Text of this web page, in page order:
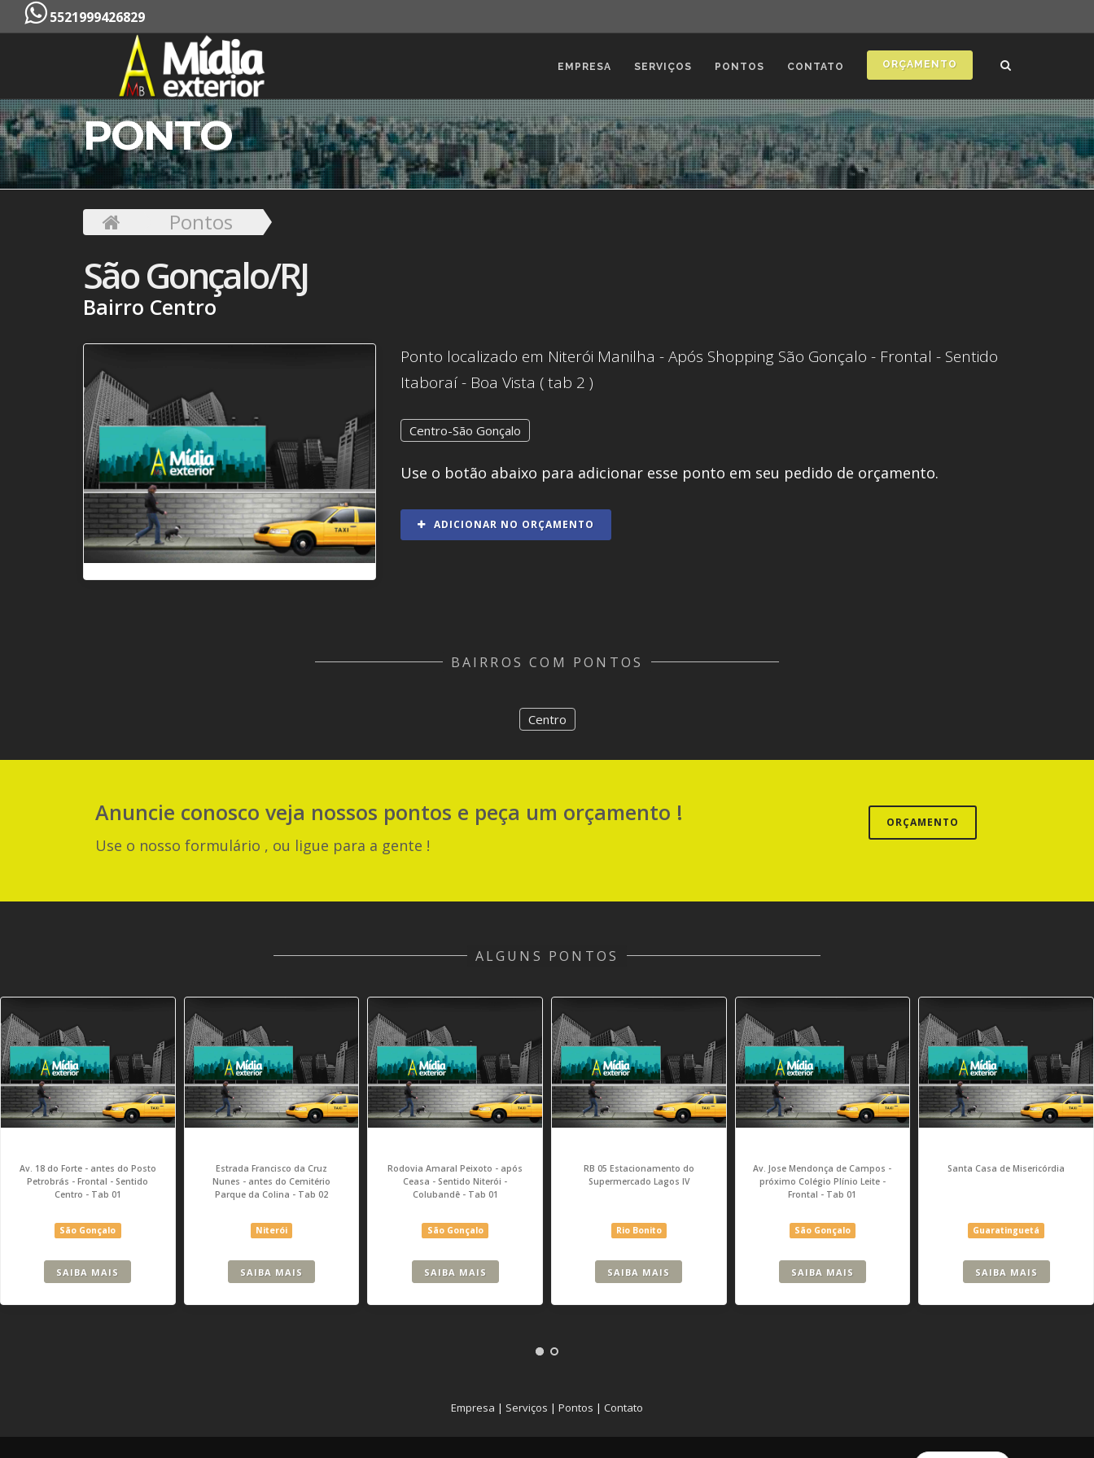
5521999426829
EMPRESA SERVIÇOS PONTOS CONTATO ORÇAMENTO
PONTO
Pontos
São Gonçalo/RJ
Bairro Centro
Ponto localizado em Niterói Manilha - Após Shopping São Gonçalo - Frontal - Sentido
Itaboraí - Boa Vista ( tab 2 )
Centro-São Gonçalo
Use o botão abaixo para adicionar esse ponto em seu pedido de orçamento.
ADICIONAR NO ORÇAMENTO
BAIRROS COM PONTOS
Centro
Anuncie conosco veja nossos pontos e peça um orçamento !
Use o nosso formulário , ou ligue para a gente !
ORÇAMENTO
ALGUNS PONTOS
Av. 18 do Forte - antes do Posto
Petrobrás - Frontal - Sentido
Centro - Tab 01
São Gonçalo
SAIBA MAIS
Estrada Francisco da Cruz
Nunes - antes do Cemitério
Parque da Colina - Tab 02
Niterói
SAIBA MAIS
Rodovia Amaral Peixoto - após
Ceasa - Sentido Niterói -
Colubandê - Tab 01
São Gonçalo
SAIBA MAIS
RB 05 Estacionamento do
Supermercado Lagos IV
Rio Bonito
SAIBA MAIS
Av. Jose Mendonça de Campos -
próximo Colégio Plínio Leite -
Frontal - Tab 01
São Gonçalo
SAIBA MAIS
Santa Casa de Misericórdia
Guaratinguetá
SAIBA MAIS
Empresa | Serviços | Pontos | Contato